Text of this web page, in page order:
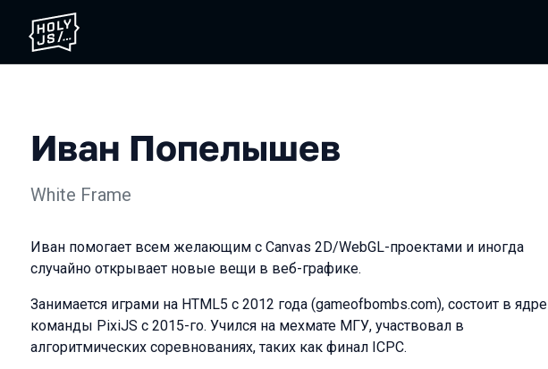
Иван Попелышев
White Frame
Иван помогает всем желающим с Canvas 2D/WebGL-проектами и иногда
случайно открывает новые вещи в веб-графике.
Занимается играми на HTML5 с 2012 года (gameofbombs.com), состоит в ядре
команды PixiJS с 2015-го. Учился на мехмате МГУ, участвовал в
алгоритмических соревнованиях, таких как финал ICPC.